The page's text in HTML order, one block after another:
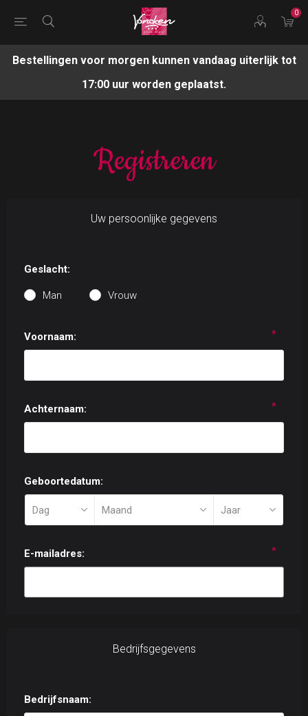
0
Bestellingen voor morgen kunnen vandaag uiterlijk tot
17:00 uur worden geplaatst.
Registreren
Uw persoonlijke gegevens
Geslacht:
Man Vrouw
Voornaam: *
Achternaam: *
Geboortedatum:
E-mailadres: *
Bedrijfsgegevens
Bedrijfsnaam: